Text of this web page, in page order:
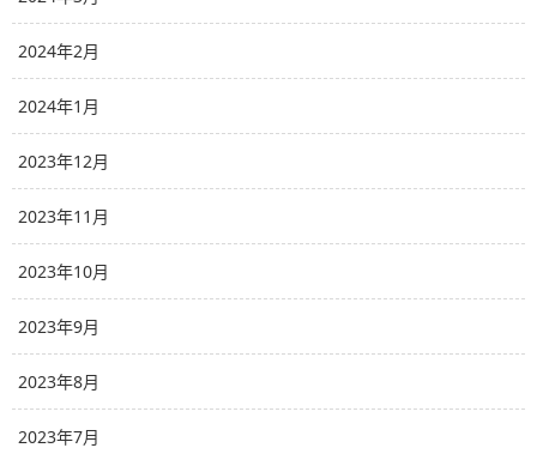
2024年2月
2024年1月
2023年12月
2023年11月
2023年10月
2023年9月
2023年8月
2023年7月